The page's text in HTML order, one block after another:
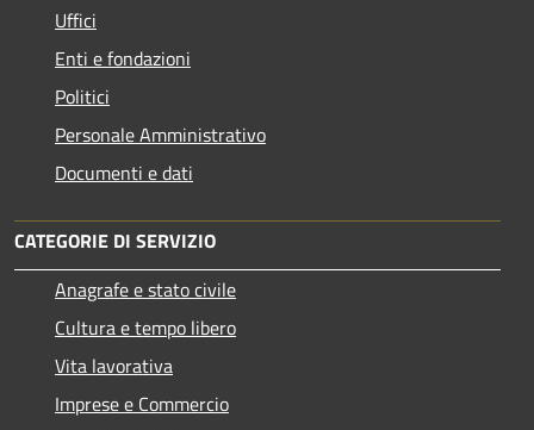
Uffici
Enti e fondazioni
Politici
Personale Amministrativo
Documenti e dati
CATEGORIE DI SERVIZIO
Anagrafe e stato civile
Cultura e tempo libero
Vita lavorativa
Imprese e Commercio